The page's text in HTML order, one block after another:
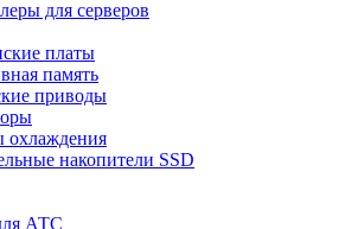
для серверов
платы
память
приводы
охлаждения
накопители SSD
АТС